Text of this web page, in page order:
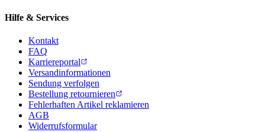
Hilfe & Services
Kontakt
FAQ
Karriereportal
Versandinformationen
Sendung verfolgen
Bestellung retournieren
Fehlerhaften Artikel reklamieren
AGB
Widerrufsformular